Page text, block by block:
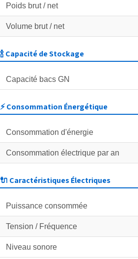
Poids brut / net
Volume brut / net
🍾 Capacité de Stockage
Capacité bacs GN
⚡ Consommation Énergétique
Consommation d'énergie
Consommation électrique par an
🔌 Caractéristiques Électriques
Puissance consommée
Tension / Fréquence
Niveau sonore